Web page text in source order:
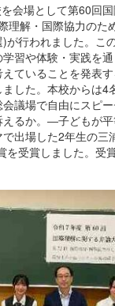
会場として第60回
理解・国際協力のた
が行われました。こ
習や体験・実践を
ていることを発表
した。本校からは4
会議場で自由にスピ
えるか。―子どもが
出場した2年生の三
を受賞しました。受